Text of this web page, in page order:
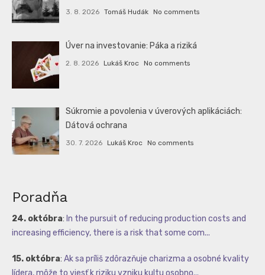
3. 8. 2026 Tomáš Hudák No comments
Úver na investovanie: Páka a riziká
2. 8. 2026 Lukáš Kroc No comments
Súkromie a povolenia v úverových aplikáciách:
Dátová ochrana
30. 7. 2026 Lukáš Kroc No comments
Poradňa
24. októbra: In the pursuit of reducing production costs and
increasing efficiency, there is a risk that some com...
15. októbra: Ak sa príliš zdôrazňuje charizma a osobné kvality
lídera, môže to viesť k riziku vzniku kultu osobno...